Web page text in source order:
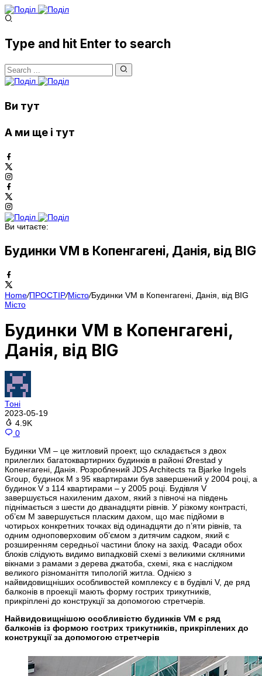
Type and hit Enter to search
Ви тут
А ми ще і тут
Ви читаєте:
Будинки VM в Копенгагені, Данія, від BIG
Home/ПРОСТІР/Місто/Будинки VM в Копенгагені, Данія, від BIG
Місто
Будинки VM в Копенгагені,
Данія, від BIG
Тоні
2023-05-19
4.9K
0
Будинки VM – це житловий проект, що складається з двох
прилеглих багатоквартирних будинків в районі Ørestad у
Копенгагені, Данія. Розроблений JDS Architects та Bjarke Ingels
Group, будинок M з 95 квартирами був завершений у 2004 році, а
будинок V з 114 квартирами – у 2005 році. Будівля V
завершується нахиленим дахом, який з півночі на південь
піднімається з шести до дванадцяти рівнів. У різкому контрасті,
об’єм M завершується пласким дахом, що має підйоми в
чотирьох конкретних точках від одинадцяти до п’яти рівнів, та
одним одноповерховим об’ємом з дитячим садком, який є
розширенням середньої частини блоку на захід. Фасади обох
блоків слідують видимо випадковій схемі з великими скляними
вікнами з рамами з дерева джатоба, схемі, яка є наслідком
великого різноманіття типологій житла. Однією з
найвидовищніших особливостей комплексу є в будівлі V, де ряд
балконів в проекції мають форму гострих трикутників,
прикріплені до конструкції за допомогою стретчерів.
Найвидовищнішою особливістю будинків VM є ряд
балконів із формою гострих трикутників, прикріплених до
конструкції за допомогою стретчерів